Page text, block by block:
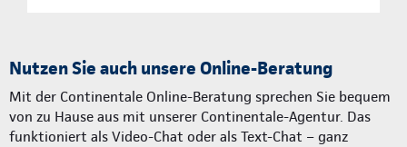
Nutzen Sie auch unsere Online-Beratung
Mit der Continentale Online-Beratung sprechen Sie bequem
von zu Hause aus mit unserer Continentale-Agentur. Das
funktioniert als Video-Chat oder als Text-Chat – ganz